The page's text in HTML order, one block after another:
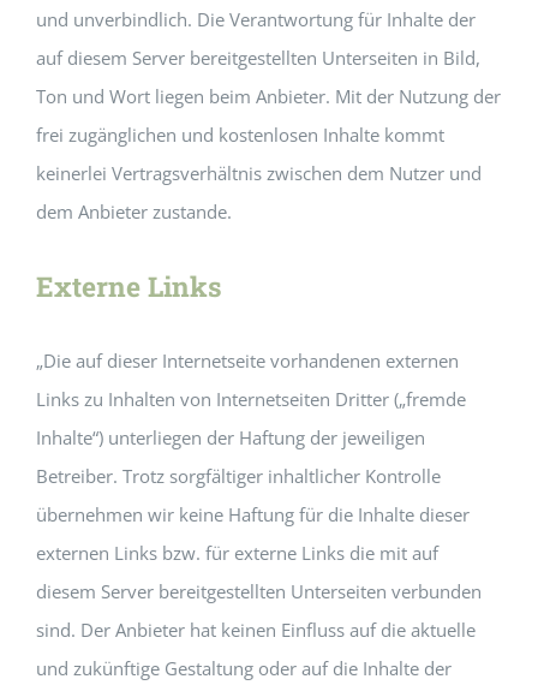
und unverbindlich. Die Verantwortung für Inhalte der
auf diesem Server bereitgestellten Unterseiten in Bild,
Ton und Wort liegen beim Anbieter. Mit der Nutzung der
frei zugänglichen und kostenlosen Inhalte kommt
keinerlei Vertragsverhältnis zwischen dem Nutzer und
dem Anbieter zustande.
Externe Links
„Die auf dieser Internetseite vorhandenen externen
Links zu Inhalten von Internetseiten Dritter („fremde
Inhalte“) unterliegen der Haftung der jeweiligen
Betreiber. Trotz sorgfältiger inhaltlicher Kontrolle
übernehmen wir keine Haftung für die Inhalte dieser
externen Links bzw. für externe Links die mit auf
diesem Server bereitgestellten Unterseiten verbunden
sind. Der Anbieter hat keinen Einfluss auf die aktuelle
und zukünftige Gestaltung oder auf die Inhalte der